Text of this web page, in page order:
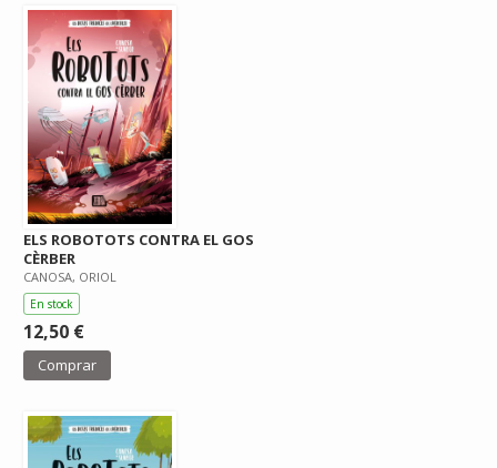
ELS ROBOTOTS CONTRA EL GOS
CÈRBER
CANOSA, ORIOL
En stock
12,50 €
Comprar